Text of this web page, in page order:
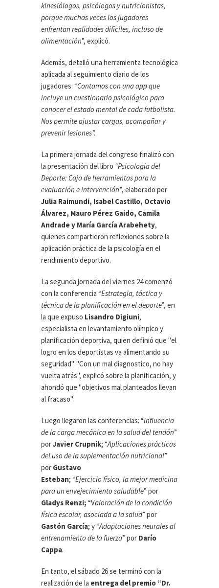
kinesiólogos, psicólogos y nutricionistas,
porque muchas veces los jugadores
enfrentan realidades difíciles, incluso de
alimentación”, explicó.
Además, detalló una herramienta tecnológica
aplicada al seguimiento diario de los
jugadores: “Contamos con una app que
incluye un cuestionario psicológico para
conocer el estado mental de cada futbolista.
Nos permite ajustar cargas, acompañar y
prevenir lesiones”.
La primera jornada del congreso finalizó con
la presentación del libro “Psicología del
Deporte: Caja de herramientas para la
evaluación e intervención”, elaborado por
Julia Raimundi, Isabel Castillo, Octavio
Álvarez, Mauro Pérez Gaido, Camila
Andrade y María García Arabehety,
quienes compartieron reflexiones sobre la
aplicación práctica de la psicología en el
rendimiento deportivo.
La segunda jornada del viernes 24 comenzó
con la conferencia “Estrategia, táctica y
técnica de la planificación en el deporte”, en
la que expuso Lisandro Digiuni,
especialista en levantamiento olímpico y
planificación deportiva, quien definió que "el
logro en los deportistas va alimentando su
seguridad". "Con un mal diagnostico, no hay
vuelta atrás", explicó sobre la planificación, y
ahondó que "objetivos mal planteados llevan
al fracaso".
Luego llegaron las conferencias: “Influencia
de la carga mecánica en la salud del tendón”
porJavier Crupnik; “Aplicaciones prácticas
del uso de la suplementación nutricional”
por Gustavo
Esteban; “Ejercicio físico, la mejor medicina
para un envejecimiento saludable” por
Gladys Renzi; “Valoración de la condición
física escolar, asociada a la salud” por
Gastón García; y “Adaptaciones neurales al
entrenamiento de la fuerza” por Darío
Cappa.
En tanto, el sábado 26 se terminó con la
realización de la entrega del premio “Dr.